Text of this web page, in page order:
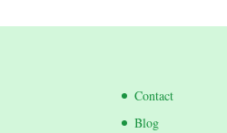
Contact
Blog